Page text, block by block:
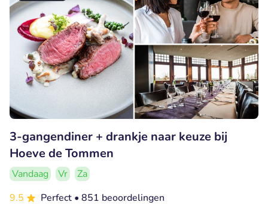
3-gangendiner + drankje naar keuze bij
Hoeve de Tommen
Vandaag Vr
Za
9.5
Perfect • 851 beoordelingen